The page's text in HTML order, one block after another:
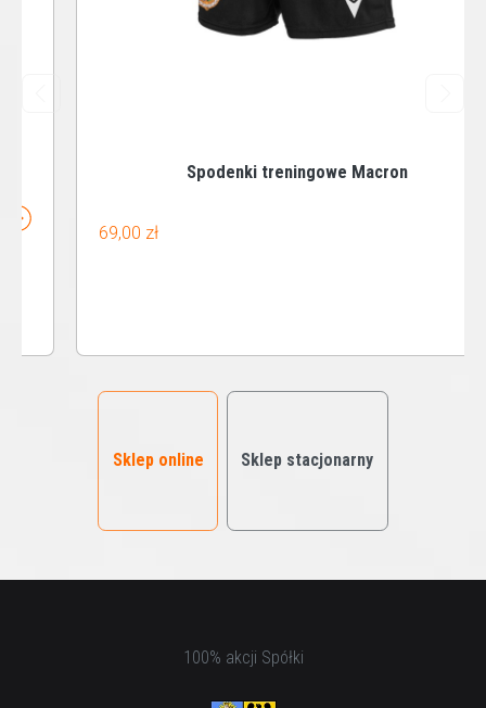
Spodenki treningowe Macron
69,00 zł
Sklep online Sklep stacjonarny
100% akcji Spółki